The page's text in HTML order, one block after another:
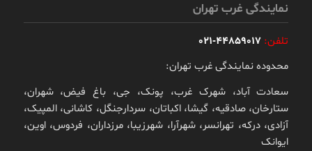
نمایندگی غرب تهران
تلفن: 44859017-021
محدوده نمایندگی غرب تهران:
سعادت آباد، شهرک غرب، پونک، جی، باغ فیض، شهران،
ستارخان، صادقیه، گیشا، اکباتان، سردارجنگل، کاشانی، المپیک،
آزادی، درکه، تهرانسر، شهرآرا، شهرزیبا، مرزداران، فردوس، اوین،
ایوانک